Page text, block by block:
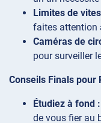
Limites de
faites attention
Caméras de
pour surveiller
Conseils Finals pour
Étudiez à fond :
de vous fier au